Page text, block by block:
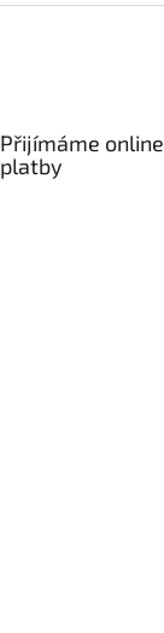
Přijímáme online
platby